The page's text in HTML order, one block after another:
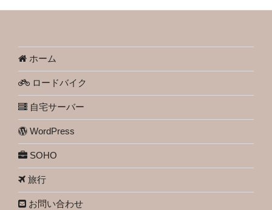
ホーム
ロードバイク
自宅サーバー
WordPress
SOHO
旅行
お問い合わせ